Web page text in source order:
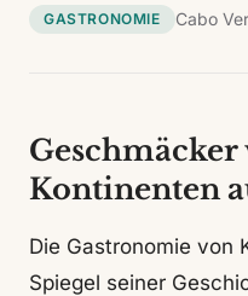
GASTRONOMIE Cabo
Kontinenten
Die Gastronomie von
Spiegel seiner